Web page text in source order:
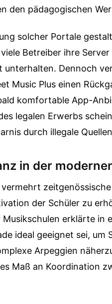
den pädagogischen
solcher Portale
Betreiber ihre
unterhalten. Dennoch
Music Plus einen
komfortable App-
legalen Erwerbs
durch illegale
in der
der Schüler zu
erklärte in
ideal geeignet sei, um
Arpeggien
Maß an Koordination